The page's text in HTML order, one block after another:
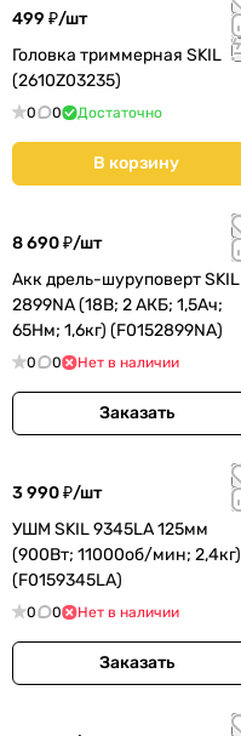
499 ₽/шт
Головка триммерная SKIL
(2610Z03235)
0 0 Достаточно
В корзину
8 690 ₽/шт
Акк дрель-шуруповерт SKIL
2899NA (18В; 2 АКБ; 1,5Ач;
65Нм; 1,6кг) (F0152899NA)
0 0 Нет в наличии
Заказать
3 990 ₽/шт
УШМ SKIL 9345LA 125мм
(900Вт; 11000об/мин; 2,4кг)
(F0159345LA)
0 0 Нет в наличии
Заказать